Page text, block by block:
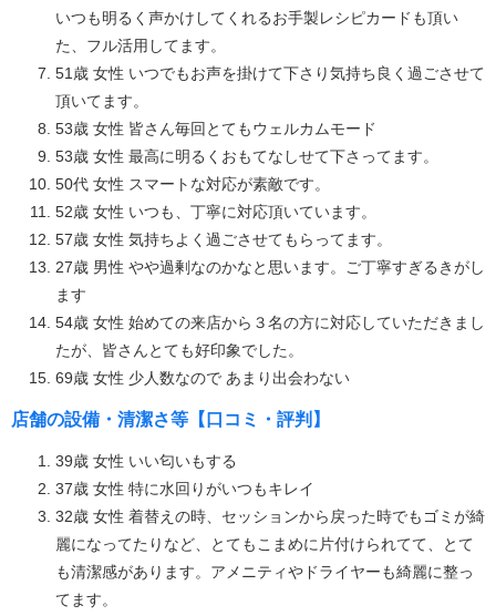
いつも明るく声かけしてくれるお手製レシピカードも頂い
た、フル活用してます。
51歳 女性 いつでもお声を掛けて下さり気持ち良く過ごさせて
頂いてます。
53歳 女性 皆さん毎回とてもウェルカムモード
53歳 女性 最高に明るくおもてなしせて下さってます。
50代 女性 スマートな対応が素敵です。
52歳 女性 いつも、丁寧に対応頂いています。
57歳 女性 気持ちよく過ごさせてもらってます。
27歳 男性 やや過剰なのかなと思います。ご丁寧すぎるきがし
ます
54歳 女性 始めての来店から３名の方に対応していただきまし
たが、皆さんとても好印象でした。
69歳 女性 少人数なので あまり出会わない
店舗の設備・清潔さ等【口コミ・評判】
39歳 女性 いい匂いもする
37歳 女性 特に水回りがいつもキレイ
32歳 女性 着替えの時、セッションから戻った時でもゴミが綺
麗になってたりなど、とてもこまめに片付けられてて、とて
も清潔感があります。アメニティやドライヤーも綺麗に整っ
てます。